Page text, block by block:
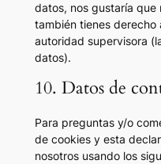
datos, nos gustaría que
también tienes derecho
autoridad supervisora
datos).
10. Datos de
Para preguntas y/o
de cookies y esta
nosotros usando los